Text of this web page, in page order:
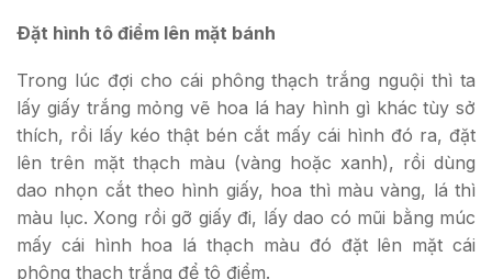
Ðặt hình tô điểm lên mặt bánh
Trong lúc đợi cho cái phông thạch trắng nguội thì ta
lấy giấy trắng mỏng vẽ hoa lá hay hình gì khác tùy sở
thích, rồi lấy kéo thật bén cắt mấy cái hình đó ra, đặt
lên trên mặt thạch màu (vàng hoặc xanh), rồi dùng
dao nhọn cắt theo hình giấy, hoa thì màu vàng, lá thì
màu lục. Xong rồi gỡ giấy đi, lấy dao có mũi bằng múc
mấy cái hình hoa lá thạch màu đó đặt lên mặt cái
phông thạch trắng để tô điểm.